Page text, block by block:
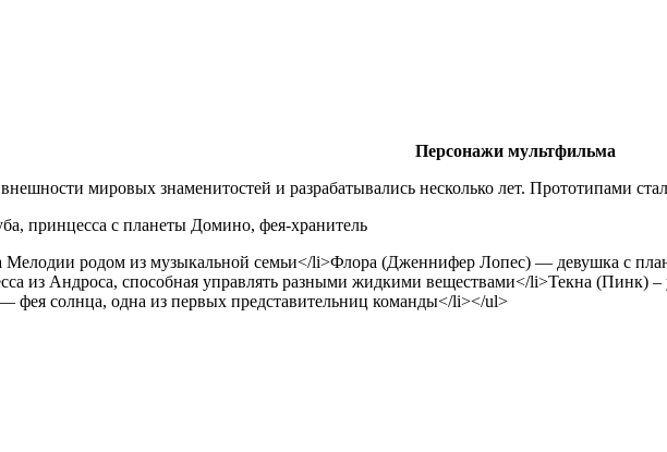
Персонажи мультфильма
мировых знаменитостей и разрабатывались несколько лет. Прототипами
принцесса с планеты Домино, фея-хранитель
родом из музыкальной семьи</li>Флора (Дженнифер Лопес) — девушка с
из Андроса, способная управлять разными жидкими веществами</li>Текна (Пинк)
фея солнца, одна из первых представительниц команды</li></ul>